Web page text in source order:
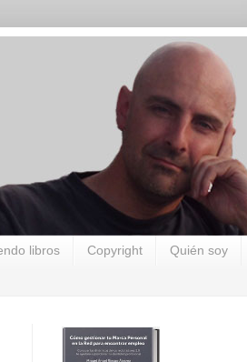
libros Copyright Quién soy